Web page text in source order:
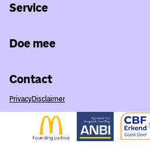
Contact
PrivacyDisclaimer
Service
Doe mee